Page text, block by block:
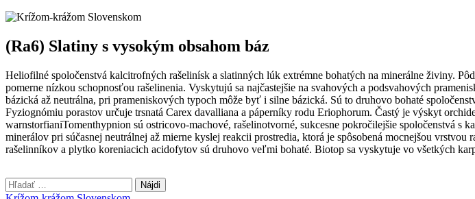
(Ra6) Slatiny s vysokým obsahom báz
Heliofilné spoločenstvá kalcitrofných rašelinísk a slatinných lúk extrémne bohatých na minerálne živiny.
pomerne nízkou schopnosťou rašelinenia. Vyskytujú sa najčastejšie na svahových a podsvahových
bázická až neutrálna, pri prameniskových typoch môže byť i silne bázická. Sú to druhovo bohaté
Fyziognómiu porastov určuje trsnatá Carex davalliana a páperníky rodu Eriophorum. Častý je výskyt
warnstorfianiTomenthypnion sú ostricovo-machové, rašelinotvorné, sukcesne pokročilejšie spoločenstvá
minerálov pri súčasnej neutrálnej až mierne kyslej reakcii prostredia, ktorá je spôsobená mocnejšou
rašelinníkov a plytko koreniacich acidofytov sú druhovo veľmi bohaté. Biotop sa vyskytuje vo všetkých
Hľadať: